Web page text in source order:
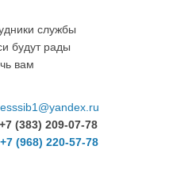
службы
будут рады
вам
+7 (383) 209-07-78
+7 (968) 220-57-78